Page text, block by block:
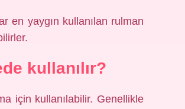
en yaygın kullanılan rulman
kullanılır?
için kullanılabilir. Genellikle